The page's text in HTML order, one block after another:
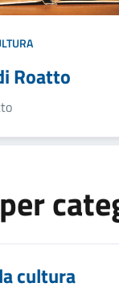
Roatto
cultura